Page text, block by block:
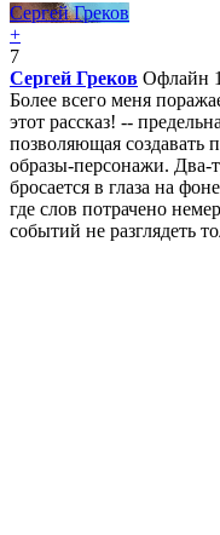
Сергей Греков
+
7
Сергей Греков Офлайн
Более всего меня
этот рассказ! --
позволяющая
образы-персонажи. Два-
бросается в глаза на
где слов потрачено
событий не разглядеть